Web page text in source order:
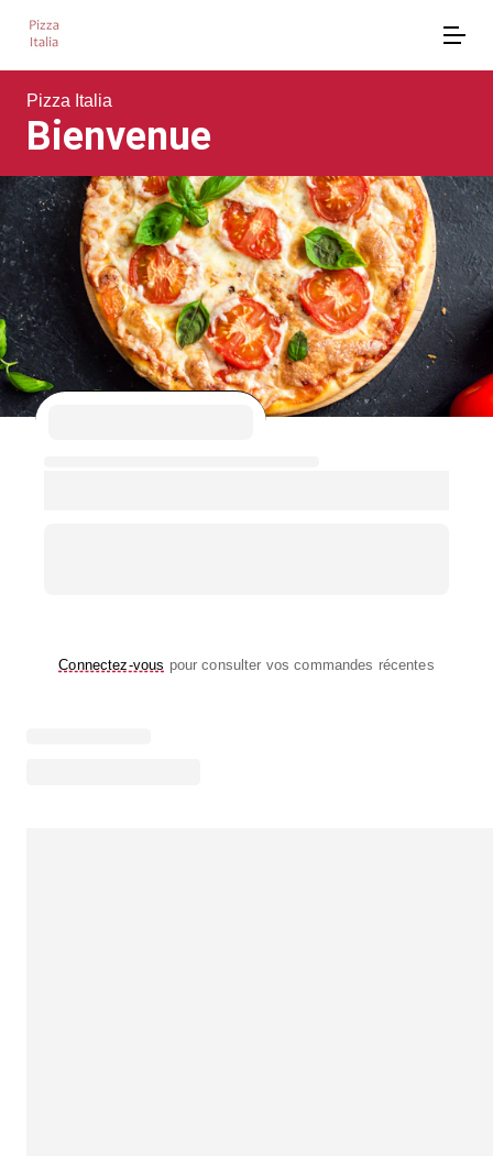
Pizza Italia
Bienvenue
Connectez-vous pour consulter vos commandes récentes